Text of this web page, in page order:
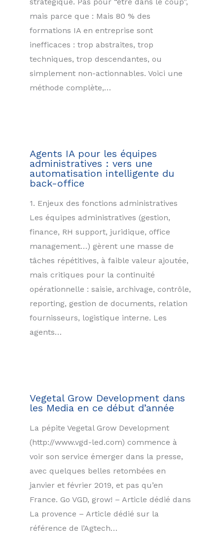
stratégique. Pas pour “être dans le coup”,
mais parce que : Mais 80 % des
formations IA en entreprise sont
inefficaces : trop abstraites, trop
techniques, trop descendantes, ou
simplement non-actionnables. Voici une
méthode complète,…
Agents IA pour les équipes
administratives : vers une
automatisation intelligente du
back-office
1. Enjeux des fonctions administratives
Les équipes administratives (gestion,
finance, RH support, juridique, office
management…) gèrent une masse de
tâches répétitives, à faible valeur ajoutée,
mais critiques pour la continuité
opérationnelle : saisie, archivage, contrôle,
reporting, gestion de documents, relation
fournisseurs, logistique interne. Les
agents…
Vegetal Grow Development dans
les Media en ce début d’année
La pépite Vegetal Grow Development
(http://www.vgd-led.com) commence à
voir son service émerger dans la presse,
avec quelques belles retombées en
janvier et février 2019, et pas qu’en
France. Go VGD, grow! – Article dédié dans
La provence – Article dédié sur la
référence de l’Agtech…